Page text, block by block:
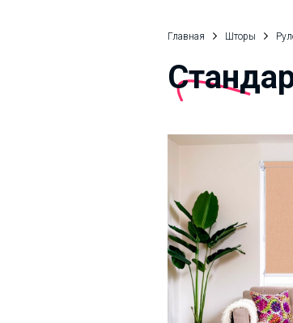
Главная Шторы